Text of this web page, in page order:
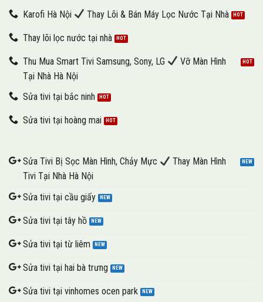
Karofi Hà Nội Thay Lõi & Bán Máy Lọc Nước Tại Nhà
Thay lõi lọc nước tại nhà
Thu Mua Smart Tivi Samsung, Sony, LG
Vỡ Màn Hình
Tại Nhà Hà Nội
Sửa tivi tại bắc ninh
Sửa tivi tại hoàng mai
Sửa Tivi Bị Sọc Màn Hình, Chảy Mực
Thay Màn Hình
Tivi Tại Nhà Hà Nội
Sửa tivi tại cầu giấy
Sửa tivi tại tây hồ
Sửa tivi tại từ liêm
Sửa tivi tại hai bà trưng
Sửa tivi tại vinhomes ocen park